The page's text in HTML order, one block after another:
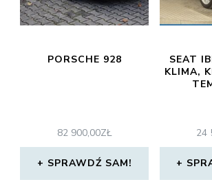
PORSCHE 928
82 900,00ZŁ
SPRAWDŹ SAM!
SEAT
KLIMA,
24